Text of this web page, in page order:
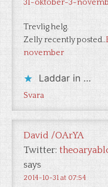
31-oktober-3-
Trevlig helg.
Zelly recently posted..
november
Laddar in …
Svara
David /OArYA
Twitter:
says
2014-10-31 at 07:54